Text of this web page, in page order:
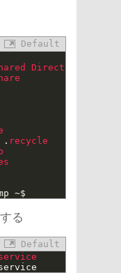
Default
Directories
. recycle
~$
る
Default